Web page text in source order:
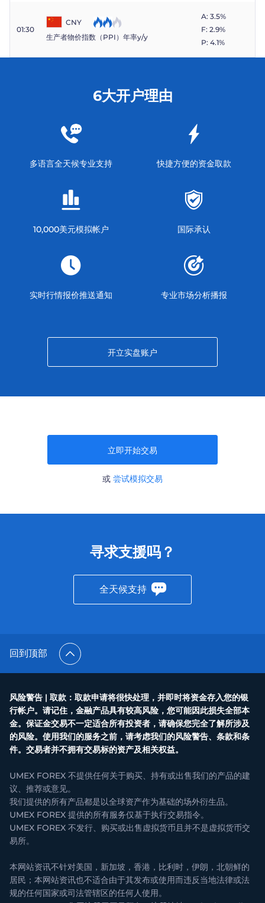
01:30
CNY
生产者物价指数（PPI）年率y/y
A: 3.5%
F: 2.9%
P: 4.1%
6大开户理由
多语言全天候专业支持 快捷方便的资金取款
10,000美元模拟帐户 国际承认
实时行情报价推送通知 专业市场分析播报
开立实盘账户
立即开始交易
或 尝试模拟交易
寻求支援吗？
全天候支持
回到顶部
风险警告 | 取款：取款申请将很快处理，并即时将资金存入您的银
行帐户。请记住，金融产品具有较高风险，您可能因此损失全部本
金。保证金交易不一定适合所有投资者，请确保您完全了解所涉及
的风险。使用我们的服务之前，请考虑我们的风险警告、条款和条
件。交易者并不拥有交易标的资产及相关权益。
UMEX FOREX 不提供任何关于购买、持有或出售我们的产品的建
议、推荐或意见。
我们提供的所有产品都是以全球资产作为基础的场外衍生品。
UMEX FOREX 提供的所有服务仅基于执行交易指令。
UMEX FOREX 不发行、购买或出售虚拟货币且并不是虚拟货币交
易所。
本网站资讯不针对美国，新加坡，香港，比利时，伊朗，北朝鲜的
居民；本网站资讯也不适合由于其发布或使用而违反当地法律或法
规的任何国家或司法管辖区的任何人使用。